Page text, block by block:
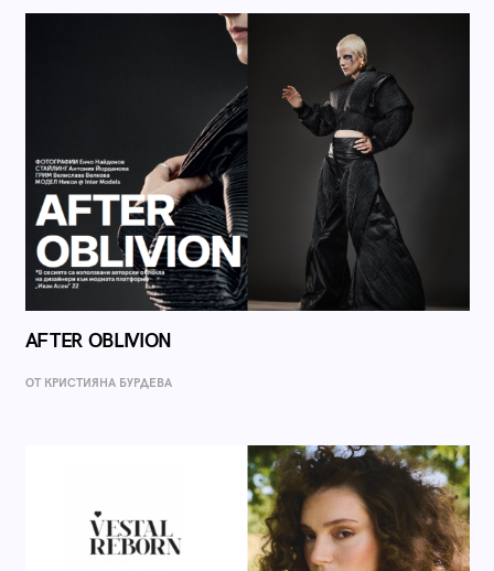
AFTER OBLIVION
ОТ КРИСТИЯНА БУРДЕВА